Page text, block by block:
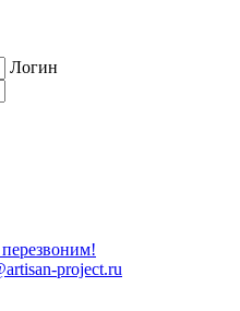
Логин
project.ru